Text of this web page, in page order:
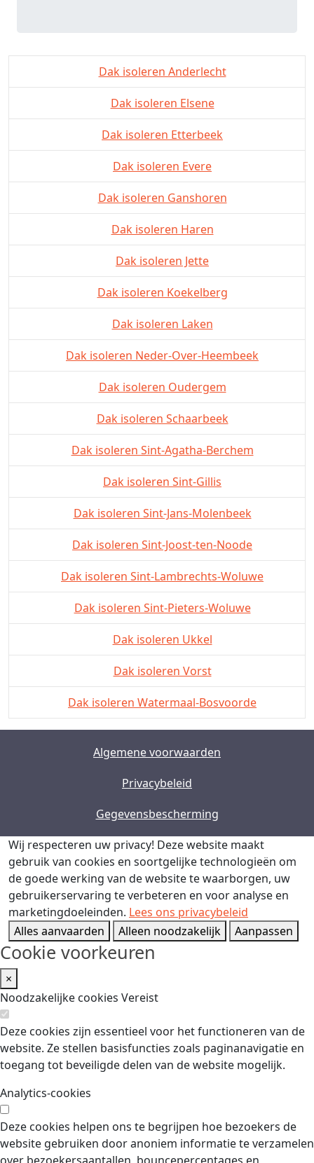
Dak isoleren Anderlecht
Dak isoleren Elsene
Dak isoleren Etterbeek
Dak isoleren Evere
Dak isoleren Ganshoren
Dak isoleren Haren
Dak isoleren Jette
Dak isoleren Koekelberg
Dak isoleren Laken
Dak isoleren Neder-Over-Heembeek
Dak isoleren Oudergem
Dak isoleren Schaarbeek
Dak isoleren Sint-Agatha-Berchem
Dak isoleren Sint-Gillis
Dak isoleren Sint-Jans-Molenbeek
Dak isoleren Sint-Joost-ten-Noode
Dak isoleren Sint-Lambrechts-Woluwe
Dak isoleren Sint-Pieters-Woluwe
Dak isoleren Ukkel
Dak isoleren Vorst
Dak isoleren Watermaal-Bosvoorde
Algemene voorwaarden
Privacybeleid
Gegevensbescherming
Wij respecteren uw privacy! Deze website maakt
gebruik van cookies en soortgelijke technologieën om
de goede werking van de website te waarborgen, uw
gebruikerservaring te verbeteren en voor analyse en
marketingdoeleinden. Lees ons privacybeleid
Alles aanvaarden
Alleen noodzakelijk Aanpassen
Cookie voorkeuren
×
Noodzakelijke cookies Vereist
Deze cookies zijn essentieel voor het functioneren van de
website. Ze stellen basisfuncties zoals paginanavigatie en
toegang tot beveiligde delen van de website mogelijk.
Analytics-cookies
Deze cookies helpen ons te begrijpen hoe bezoekers de
website gebruiken door anoniem informatie te verzamelen